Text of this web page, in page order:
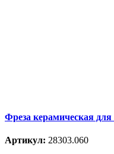
Фреза керамическая
Артикул: 28303.060